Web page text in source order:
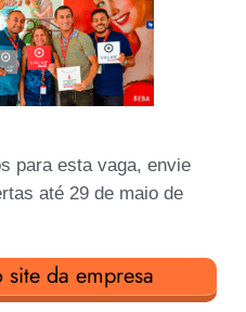
para esta vaga, envie
até 29 de maio de
site da empresa